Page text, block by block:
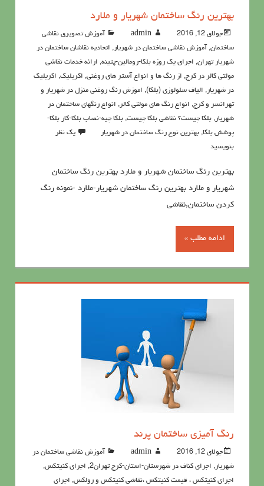
بهترین رنگ ساختمان شهریار و ملارد
جولای 12, 2016 admin
آموزش تصویری نقاشی
ساختمان, آموزش نقاشی ساختمان در شهریار, اتحادیه نقاشان ساختمان در
شهریار تهران, اجرای یک روزه بلکا-رومالین-پتینه, ارائه خدمات نقاشی
مولتی کالر در کرج, از رنگ ها و انواع آستر های روغنی, اکريليک, اکريليک
در شهریار, الیاف سلولوزی (بلکا), اموزش رنگ روغنی منزل در شهریار و
تهرانسر و کرج, انواع رنگ های مولتی کالر, انواع رنگهای ساختمان در
شهریار, بلکا چیست؟ نقاشی بلکا چیست, بلکا چیه-نصاب بلکا-کار بلکا-
پوشش بلکا, بهترین نوع رنگ ساختمان در شهریار
یک نظر
بنویسید
بهترین رنگ ساختمان شهریار و ملارد بهترین رنگ ساختمان
شهریار و ملارد بهترین رنگ ساختمان شهریار-ملارد -نمونه رنگ
کردن ساختمان,نقاشی
ادامه مطلب »
رنگ آميزي ساختمان پرند
جولای 12, 2016 admin
آموزش نقاشی ساختمان در
شهریار, اجرای کناف در شهرستان-استان-کرج تهران2 , اجرای کنیتکس,
اجرای کنیتکس ، قیمت کنیتکس ،نقاشي كنيتكس و رولكس, اجرای